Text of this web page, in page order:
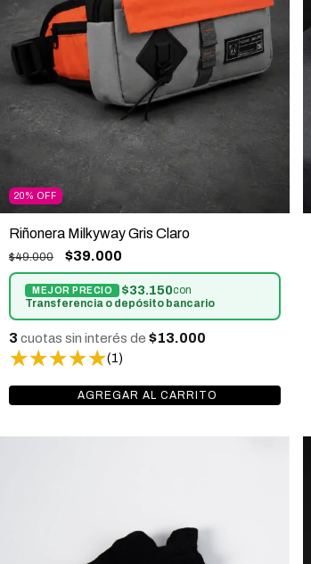
20% OFF
Riñonera Milkyway Gris Claro
(1)
$49.000 $39.000
$33.150con
Transferencia o depósito bancario
3 cuotas sin interés de $13.000